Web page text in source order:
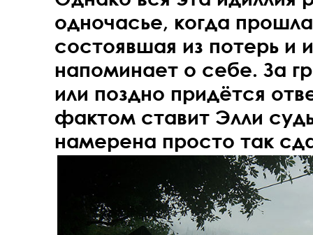
одночасье, когда
состоявшая из потерь и
напоминает о себе. За
или поздно придётся
фактом ставит Элли
намерена просто так